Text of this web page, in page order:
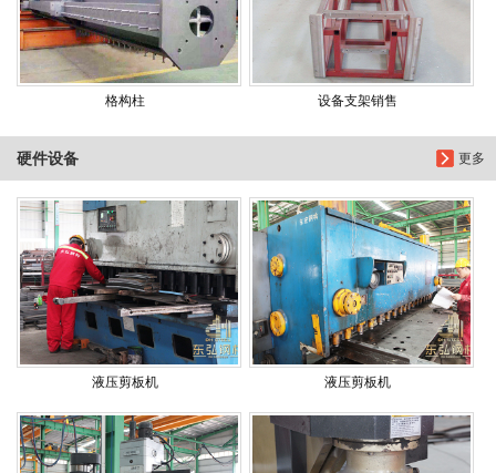
格构柱 设备支架销售
更多
硬件设备
液压剪板机 液压剪板机